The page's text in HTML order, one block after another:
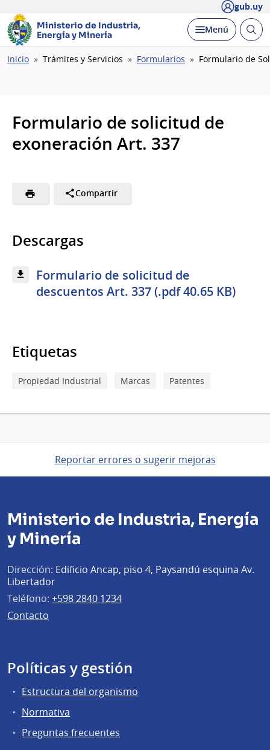
gub.uy
Ministerio de Industria,
Energía y Minería
Desplegar
Menú Abrir
Ruta
Inicio Trámites y Servicios Formularios Formulario de
Formulario de solicitud de
exoneración Art. 337
Compartir
Descargas
Formulario de solicitud de
descuentos Art. 337 (.pdf 40.65 KB)
Etiquetas
Propiedad Industrial Marcas Patentes
Reportar errores o sugerir mejoras
Ministerio de Industria, Energía
y Minería
Dirección: Edificio Ancap, piso 4, Paysandú esquina Av.
Libertador
Teléfono: +598 2840 1234
Contacto
Políticas y gestión
Estructura del organismo
Normativa
Preguntas frecuentes